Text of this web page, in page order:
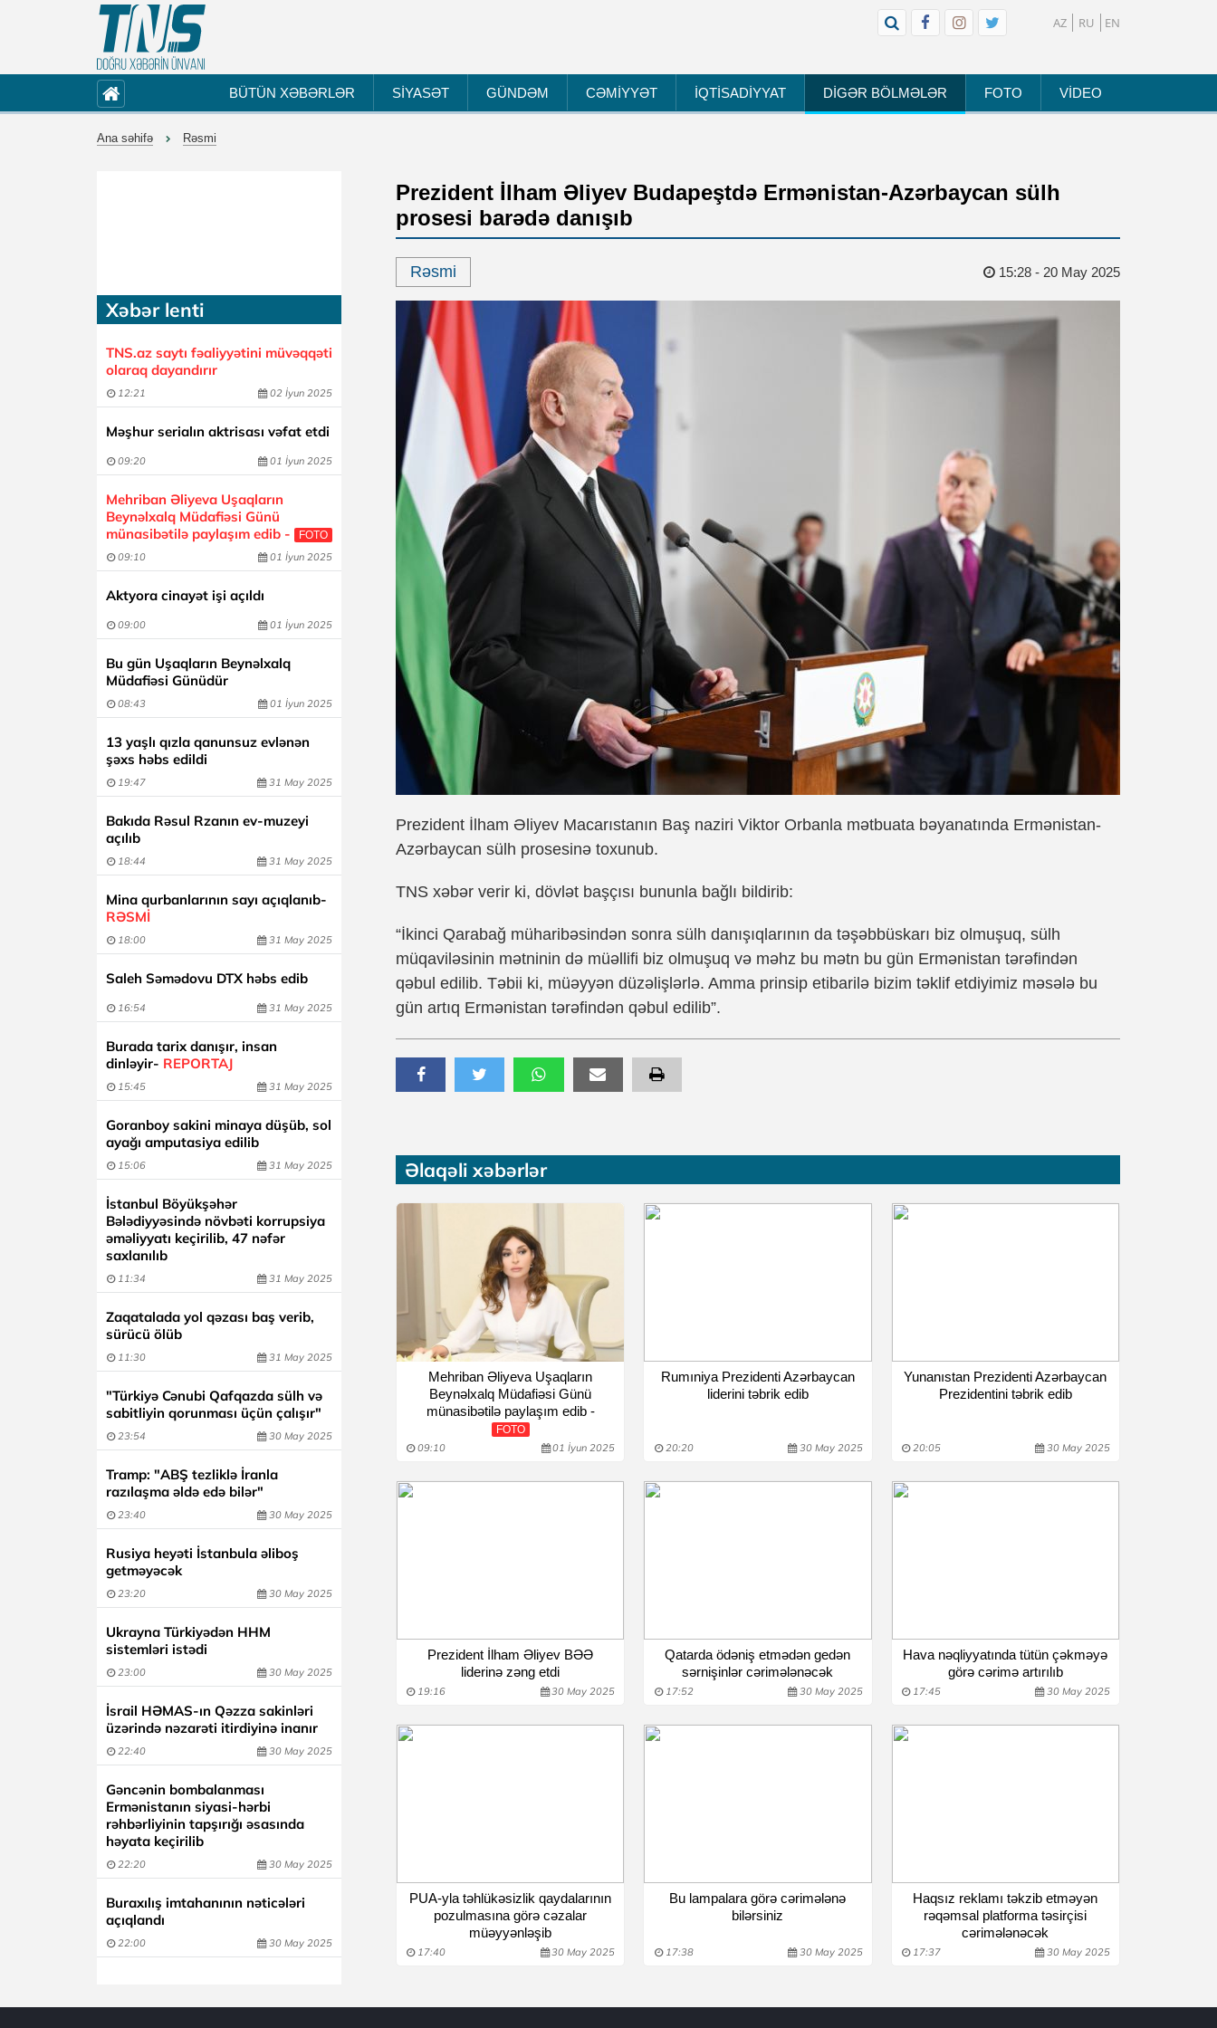
AZ RU EN
BÜTÜN XƏBƏRLƏR SİYASƏT GÜNDƏM CƏMİYYƏT İQTİSADİYYAT DİGƏR BÖLMƏLƏR FOTO VİDEO
Ana səhifə Rəsmi
Xəbər lenti
TNS.az saytı fəaliyyətini müvəqqəti
olaraq dayandırır
12:21 02 İyun 2025
Məşhur serialın aktrisası vəfat etdi
09:20 01 İyun 2025
Mehriban Əliyeva Uşaqların
Beynəlxalq Müdafiəsi Günü
münasibətilə paylaşım edib -
FOTO
09:10
01 İyun 2025
Aktyora cinayət işi açıldı
09:00 01 İyun 2025
Bu gün Uşaqların Beynəlxalq
Müdafiəsi Günüdür
08:43 01 İyun 2025
13 yaşlı qızla qanunsuz evlənən
şəxs həbs edildi
19:47 31 May 2025
Bakıda Rəsul Rzanın ev-muzeyi
açılıb
18:44 31 May 2025
Mina qurbanlarının sayı açıqlanıb-
RƏSMİ
18:00 31 May 2025
Saleh Səmədovu DTX həbs edib
16:54 31 May 2025
Burada tarix danışır, insan
dinləyir- REPORTAJ
15:45 31 May 2025
Goranboy sakini minaya düşüb, sol
ayağı amputasiya edilib
15:06 31 May 2025
İstanbul Böyükşəhər
Bələdiyyəsində növbəti korrupsiya
əməliyyatı keçirilib, 47 nəfər
saxlanılıb
11:34 31 May 2025
Zaqatalada yol qəzası baş verib,
sürücü ölüb
11:30 31 May 2025
"Türkiyə Cənubi Qafqazda sülh və
sabitliyin qorunması üçün çalışır"
23:54 30 May 2025
Tramp: "ABŞ tezliklə İranla
razılaşma əldə edə bilər"
23:40 30 May 2025
Rusiya heyəti İstanbula əliboş
getməyəcək
23:20 30 May 2025
Ukrayna Türkiyədən HHM
sistemləri istədi
23:00 30 May 2025
İsrail HƏMAS-ın Qəzza sakinləri
üzərində nəzarəti itirdiyinə inanır
22:40 30 May 2025
Gəncənin bombalanması
Ermənistanın siyasi-hərbi
rəhbərliyinin tapşırığı əsasında
həyata keçirilib
22:20 30 May 2025
Buraxılış imtahanının nəticələri
açıqlandı
22:00 30 May 2025
Prezident İlham Əliyev Budapeştdə Ermənistan-Azərbaycan sülh
prosesi barədə danışıb
Rəsmi 15:28 - 20 May 2025
Prezident İlham Əliyev Macarıstanın Baş naziri Viktor Orbanla mətbuata bəyanatında Ermənistan-
Azərbaycan sülh prosesinə toxunub.
TNS xəbər verir ki, dövlət başçısı bununla bağlı bildirib:
“İkinci Qarabağ müharibəsindən sonra sülh danışıqlarının da təşəbbüskarı biz olmuşuq, sülh
müqaviləsinin mətninin də müəllifi biz olmuşuq və məhz bu mətn bu gün Ermənistan tərəfindən
qəbul edilib. Təbii ki, müəyyən düzəlişlərlə. Amma prinsip etibarilə bizim təklif etdiyimiz məsələ bu
gün artıq Ermənistan tərəfindən qəbul edilib”.
Əlaqəli xəbərlər
Mehriban Əliyeva Uşaqların
Beynəlxalq Müdafiəsi Günü
münasibətilə paylaşım edib -
FOTO
09:10
01 İyun 2025
Rumıniya Prezidenti Azərbaycan
liderini təbrik edib
20:20 30 May 2025
Yunanıstan Prezidenti Azərbaycan
Prezidentini təbrik edib
20:05 30 May 2025
Prezident İlham Əliyev BƏƏ
liderinə zəng etdi
19:16 30 May 2025
Qatarda ödəniş etmədən gedən
sərnişinlər cərimələnəcək
17:52 30 May 2025
Hava nəqliyyatında tütün çəkməyə
görə cərimə artırılıb
17:45 30 May 2025
PUA-yla təhlükəsizlik qaydalarının
pozulmasına görə cəzalar
müəyyənləşib
17:40 30 May 2025
Bu lampalara görə cərimələnə
bilərsiniz
17:38 30 May 2025
Haqsız reklamı təkzib etməyən
rəqəmsal platforma təsirçisi
cərimələnəcək
17:37 30 May 2025